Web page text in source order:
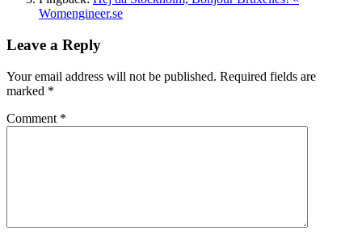
Womengineer.se
Leave a Reply
Your email address will not be published. Required fields are
marked *
Comment *